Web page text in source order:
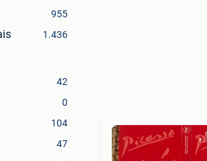
955
1.436
42
0
104
47